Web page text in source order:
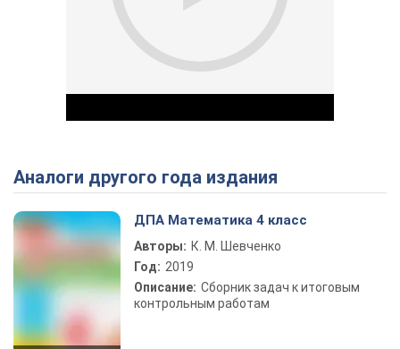
Play Video
Аналоги другого года издания
ДПА Математика 4 класс
Авторы: К. М. Шевченко
Год: 2019
Описание: Сборник задач к итоговым
контрольным работам